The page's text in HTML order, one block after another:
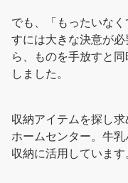
でも、「もったいな
すには大きな決意が
ら、ものを手放すと
しました。
収納アイテムを探し
ホームセンター。牛乳
収納に活用しています